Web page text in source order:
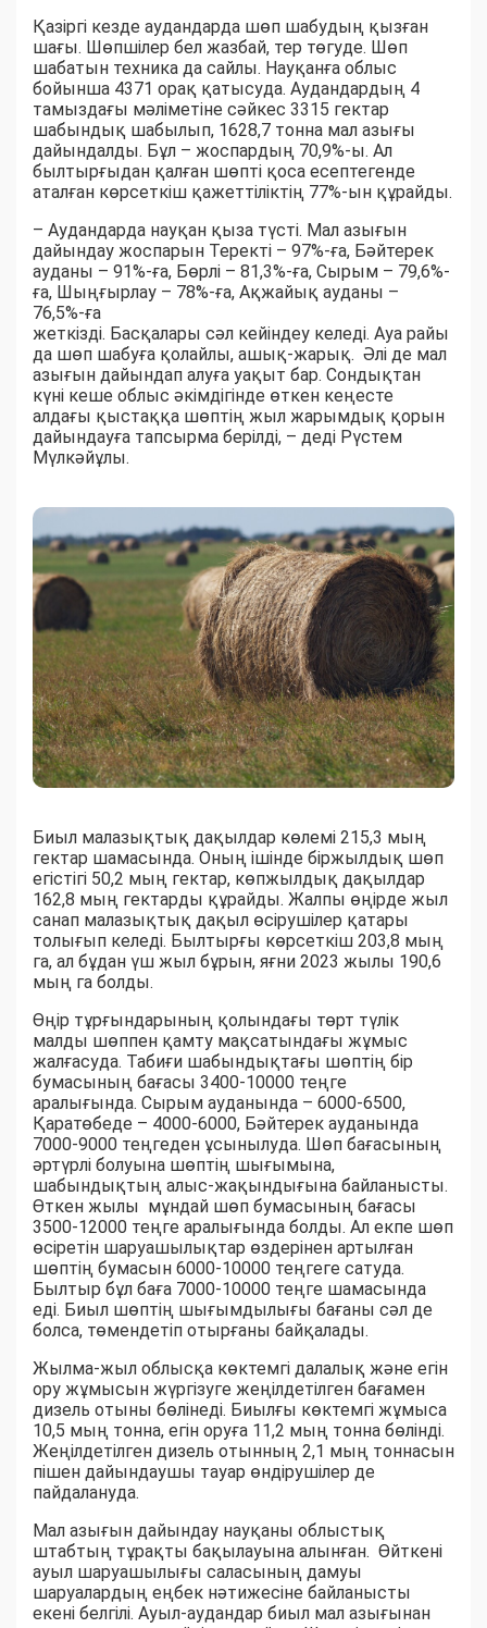
Қазіргі кезде аудандарда шөп шабудың қызған
шағы. Шөпшілер бел жазбай, тер төгуде. Шөп
шабатын техника да сайлы. Науқанға облыс
бойынша 4371 орақ қатысуда. Аудандардың 4
тамыздағы мәліметіне сәйкес 3315 гектар
шабындық шабылып, 1628,7 тонна мал азығы
дайындалды. Бұл – жоспардың 70,9%-ы. Ал
былтырғыдан қалған шөпті қоса есептегенде
аталған көрсеткіш қажеттіліктің 77%-ын құрайды.
– Аудандарда науқан қыза түсті. Мал азығын
дайындау жоспарын Теректі – 97%-ға, Бәйтерек
ауданы – 91%-ға, Бөрлі – 81,3%-ға, Сырым – 79,6%-
ға, Шыңғырлау – 78%-ға, Ақжайық ауданы –
76,5%-ға
жеткізді. Басқалары сәл кейіндеу келеді. Ауа райы
да шөп шабуға қолайлы, ашық-жарық. Әлі де мал
азығын дайындап алуға уақыт бар. Сондықтан
күні кеше облыс әкімдігінде өткен кеңесте
алдағы қыстаққа шөптің жыл жарымдық қорын
дайындауға тапсырма берілді, – деді Рүстем
Мүлкәйұлы.
Биыл малазықтық дақылдар көлемі 215,3 мың
гектар шамасында. Оның ішінде біржылдық шөп
егістігі 50,2 мың гектар, көпжылдық дақылдар
162,8 мың гектарды құрайды. Жалпы өңірде жыл
санап малазықтық дақыл өсірушілер қатары
толығып келеді. Былтырғы көрсеткіш 203,8 мың
га, ал бұдан үш жыл бұрын, яғни 2023 жылы 190,6
мың га болды.
Өңір тұрғындарының қолындағы төрт түлік
малды шөппен қамту мақсатындағы жұмыс
жалғасуда. Табиғи шабындықтағы шөптің бір
бумасының бағасы 3400-10000 теңге
аралығында. Сырым ауданында – 6000-6500,
Қаратөбеде – 4000-6000, Бәйтерек ауданында
7000-9000 теңгеден ұсынылуда. Шөп бағасының
әртүрлі болуына шөптің шығымына,
шабындықтың алыс-жақындығына байланысты.
Өткен жылы мұндай шөп бумасының бағасы
3500-12000 теңге аралығында болды. Ал екпе шөп
өсіретін шаруашылықтар өздерінен артылған
шөптің бумасын 6000-10000 теңгеге сатуда.
Былтыр бұл баға 7000-10000 теңге шамасында
еді. Биыл шөптің шығымдылығы бағаны сәл де
болса, төмендетіп отырғаны байқалады.
Жылма-жыл облысқа көктемгі далалық және егін
ору жұмысын жүргізуге жеңілдетілген бағамен
дизель отыны бөлінеді. Биылғы көктемгі жұмыса
10,5 мың тонна, егін оруға 11,2 мың тонна бөлінді.
Жеңілдетілген дизель отынның 2,1 мың тоннасын
пішен дайындаушы тауар өндірушілер де
пайдалануда.
Мал азығын дайындау науқаны облыстық
штабтың тұрақты бақылауына алынған. Өйткені
ауыл шаруашылығы саласының дамуы
шаруалардың еңбек нәтижесіне байланысты
екені белгілі. Ауыл-аудандар биыл мал азығынан